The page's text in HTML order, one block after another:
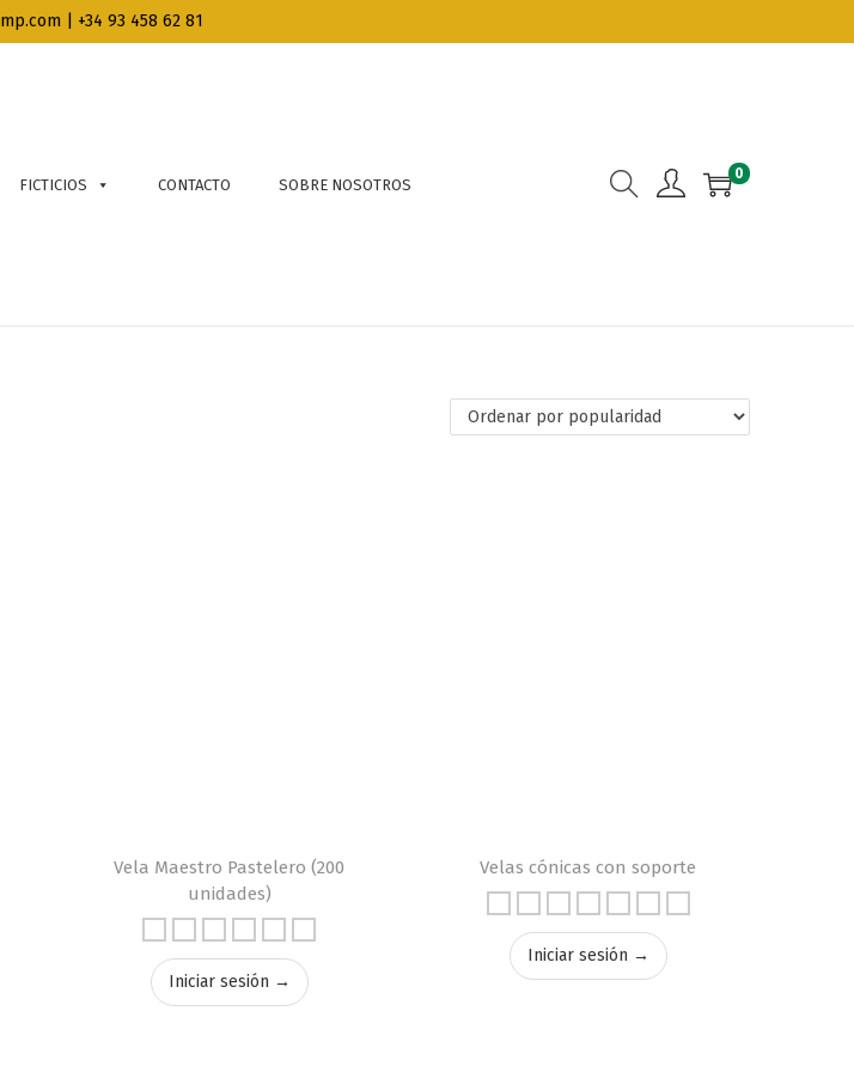
| +34 93 458 62 81
FICTICIOS CONTACTO SOBRE NOSOTROS
0
Vela Maestro Pastelero (200
unidades)
Iniciar sesión →
Velas cónicas con soporte
Iniciar sesión →